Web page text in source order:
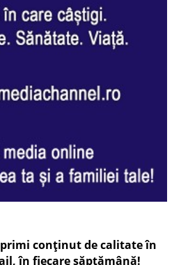
conținut de calitate în
în fiecaresăptămână!